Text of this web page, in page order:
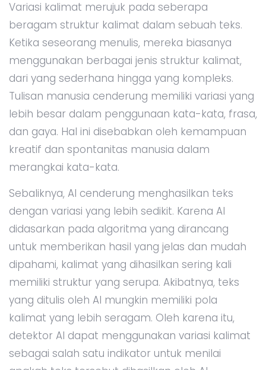
Variasi kalimat merujuk pada seberapa
beragam struktur kalimat dalam sebuah teks.
Ketika seseorang menulis, mereka biasanya
menggunakan berbagai jenis struktur kalimat,
dari yang sederhana hingga yang kompleks.
Tulisan manusia cenderung memiliki variasi yang
lebih besar dalam penggunaan kata-kata, frasa,
dan gaya. Hal ini disebabkan oleh kemampuan
kreatif dan spontanitas manusia dalam
merangkai kata-kata.
Sebaliknya, AI cenderung menghasilkan teks
dengan variasi yang lebih sedikit. Karena AI
didasarkan pada algoritma yang dirancang
untuk memberikan hasil yang jelas dan mudah
dipahami, kalimat yang dihasilkan sering kali
memiliki struktur yang serupa. Akibatnya, teks
yang ditulis oleh AI mungkin memiliki pola
kalimat yang lebih seragam. Oleh karena itu,
detektor AI dapat menggunakan variasi kalimat
sebagai salah satu indikator untuk menilai